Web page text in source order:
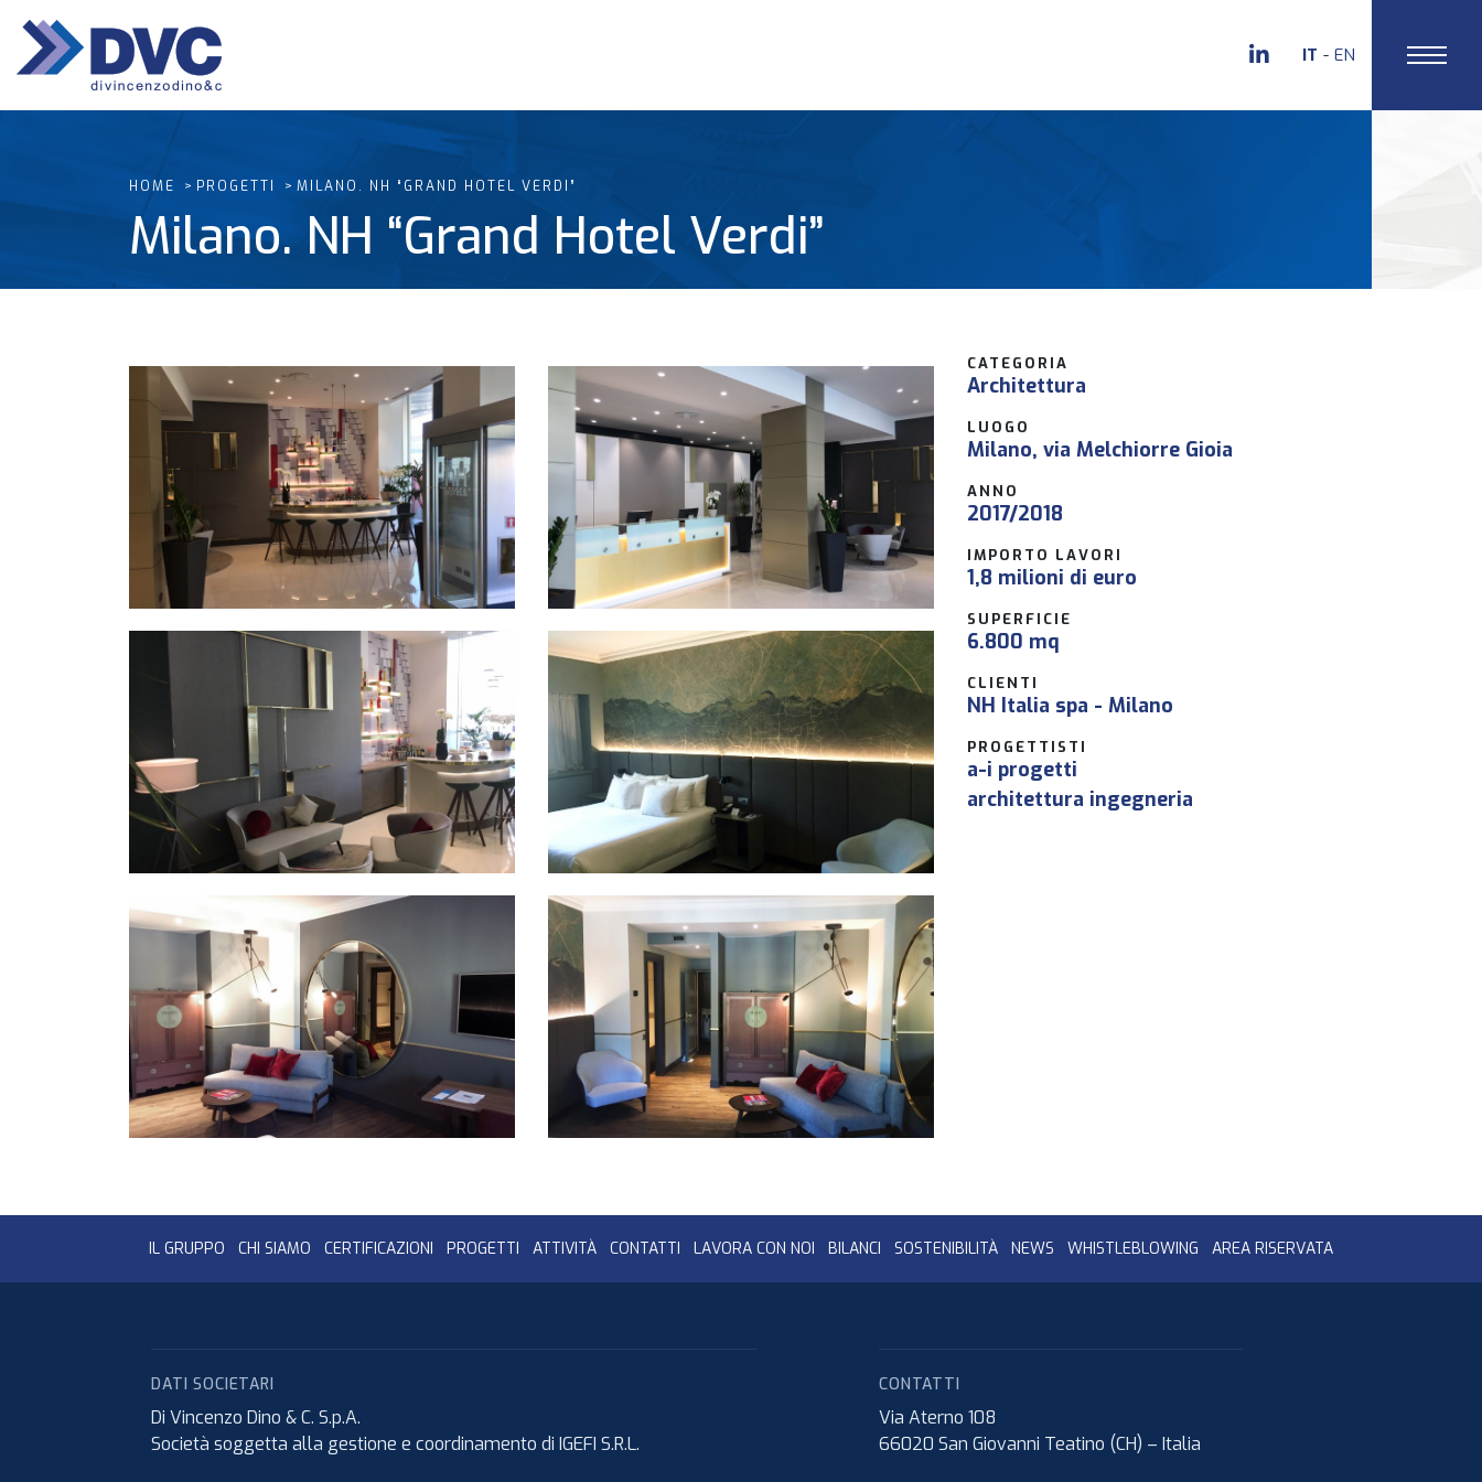
IT EN
HOME PROGETTI MILANO. NH “GRAND HOTEL VERDI”
Milano. NH “Grand Hotel Verdi”
CATEGORIA
Architettura
LUOGO
Milano, via Melchiorre Gioia
ANNO
2017/2018
IMPORTO LAVORI
1,8 milioni di euro
SUPERFICIE
6.800 mq
CLIENTI
NH Italia spa - Milano
PROGETTISTI
a-i progetti
architettura ingegneria
IL GRUPPO CHI SIAMO CERTIFICAZIONI PROGETTI ATTIVITÀ CONTATTI LAVORA CON NOI BILANCI SOSTENIBILITÀ NEWS WHISTLEBLOWING AREA RISERVATA
DATI SOCIETARI
Di Vincenzo Dino & C. S.p.A.
Società soggetta alla gestione e coordinamento di IGEFI S.R.L.
CONTATTI
Via Aterno 108
66020 San Giovanni Teatino (CH) – Italia